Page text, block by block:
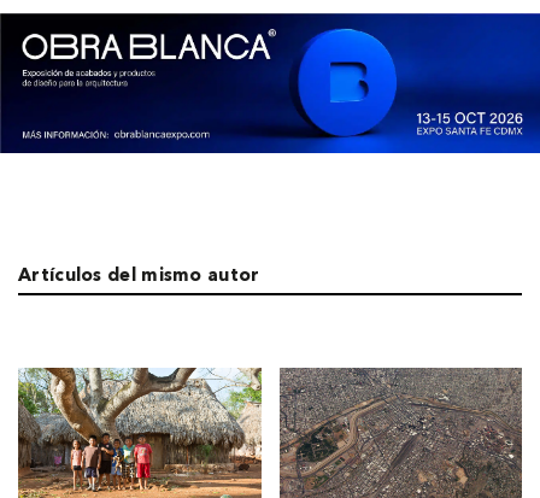
Artículos del mismo autor